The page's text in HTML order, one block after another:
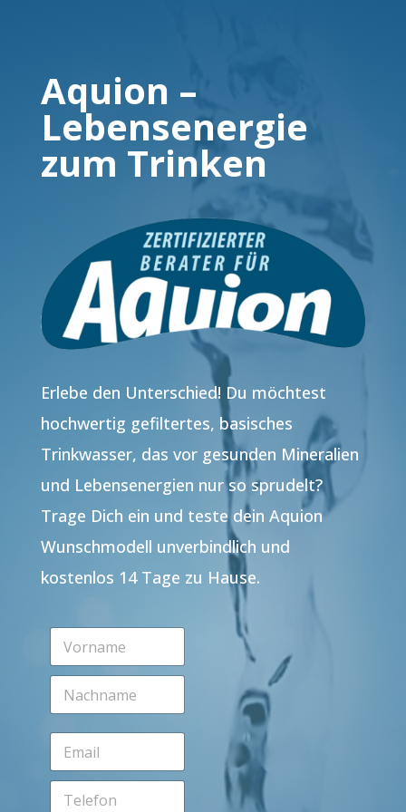
Aquion –
Lebensenergie
zum Trinken
Erlebe den Unterschied! Du möchtest
hochwertig gefiltertes, basisches
Trinkwasser, das vor gesunden Mineralien
und Lebensenergien nur so sprudelt?
Trage Dich ein und teste dein Aquion
Wunschmodell unverbindlich und
kostenlos 14 Tage zu Hause.
V
r
m
e
N
c
h
a
m
E
a
T